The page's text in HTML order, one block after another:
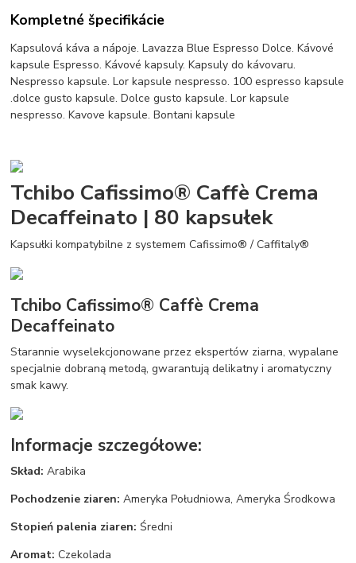
Kompletné špecifikácie
Kapsulová káva a nápoje. Lavazza Blue Espresso Dolce. Kávové
kapsule Espresso. Kávové kapsuly. Kapsuly do kávovaru.
Nespresso kapsule. Lor kapsule nespresso. 100 espresso kapsule
.dolce gusto kapsule. Dolce gusto kapsule. Lor kapsule
nespresso. Kavove kapsule. Bontani kapsule
Tchibo Cafissimo® Caffè Crema
Decaffeinato | 80 kapsułek
Kapsułki kompatybilne z systemem Cafissimo® / Caffitaly®
Tchibo Cafissimo® Caffè Crema
Decaffeinato
Starannie wyselekcjonowane przez ekspertów ziarna, wypalane
specjalnie dobraną metodą, gwarantują delikatny i aromatyczny
smak kawy.
Informacje szczegółowe:
Skład: Arabika
Pochodzenie ziaren: Ameryka Południowa, Ameryka Środkowa
Stopień palenia ziaren: Średni
Aromat: Czekolada